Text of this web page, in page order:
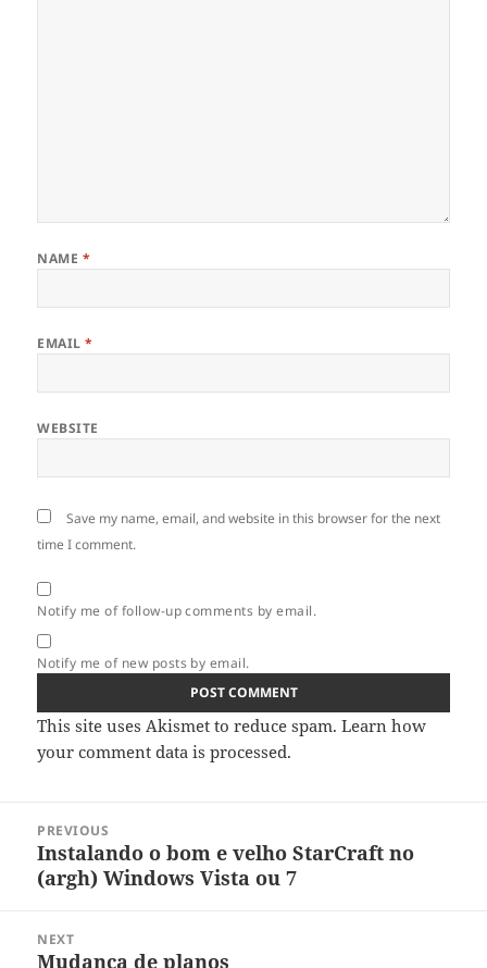
NAME *
EMAIL*
WEBSITE
Save my name, email, and website in this browser for the next
time I comment.
Notify me of follow-up comments by email.
Notify me of new posts by email.
This site uses Akismet to reduce spam.Learn how
your comment data is processed.
navigation
PREVIOUS
Previous
post:
Instalando o bom e velho StarCraft no
(argh) Windows Vista ou 7
NEXT
Next
Mudança de planos